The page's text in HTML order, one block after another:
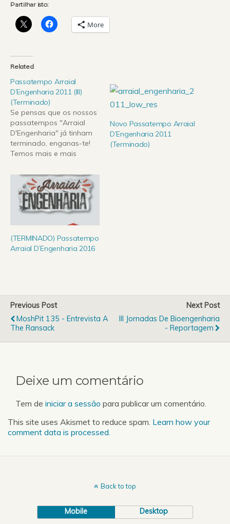
Partilhar isto:
More
Related
Passatempo Arraial
D’Engenharia 2011 (III)
(Terminado)
Se pensas que os nossos
passatempos "Arraial
D'Engenharia" já tinham
terminado, enganas-te!
Temos mais e mais
oferecer! Se queres ver
Pendulum ou Orelha
Negra, não vais perder
esta oportunidade. A
Engenharia Rádio tem
para oferecer mais 2
bilhetes diários para o dia
26 e 2 bilhetes diários…
Novo Passatempo Arraial
D’Engenharia 2011
(Terminado)
(TERMINADO) Passatempo
Arraial D’Engenharia 2016
Previous Post
MoshPit 135 - Entrevista A
The Ransack
Next Post
III Jornadas De Bioengenharia
- Reportagem
Deixe um comentário
Tem de iniciar a sessão para publicar um comentário.
This site uses Akismet to reduce spam. Learn how your
comment data is processed.
Back to top
Mobile Desktop